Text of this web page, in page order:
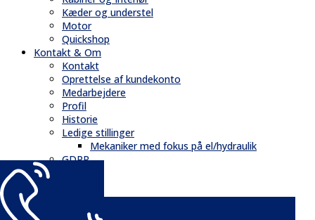
Kæder og understel
Motor
Quickshop
Kontakt & Om
Kontakt
Oprettelse af kundekonto
Medarbejdere
Profil
Historie
Ledige stillinger
Mekaniker med fokus på el/hydraulik
GDPR
Nyheder